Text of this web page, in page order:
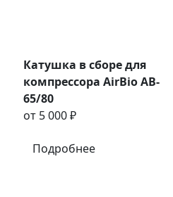
Катушка в сборе для
компрессора AirBio AB-
65/80
от 5 000 ₽
Подробнее